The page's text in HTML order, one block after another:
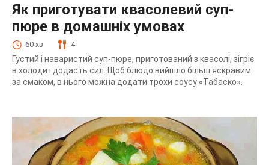
Як приготувати квасолевий суп-
пюре в домашніх умовах
60 хв 4
Густий і наваристий суп-пюре, приготований з квасолі, зігріє
в холоди і додасть сил. Щоб блюдо вийшло більш яскравим
за смаком, в нього можна додати трохи соусу «Табаско».